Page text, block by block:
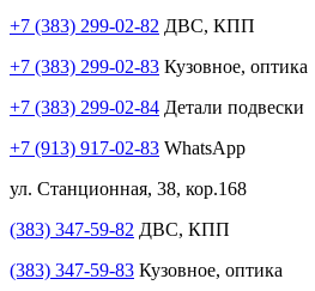
+7 (383) 299-02-82 ДВС, КПП
+7 (383) 299-02-83 Кузовное, оптика
+7 (383) 299-02-84 Детали подвески
+7 (913) 917-02-83 WhatsApp
ул. Станционная, 38, кор.168
(383) 347-59-82 ДВС, КПП
(383) 347-59-83 Кузовное, оптика